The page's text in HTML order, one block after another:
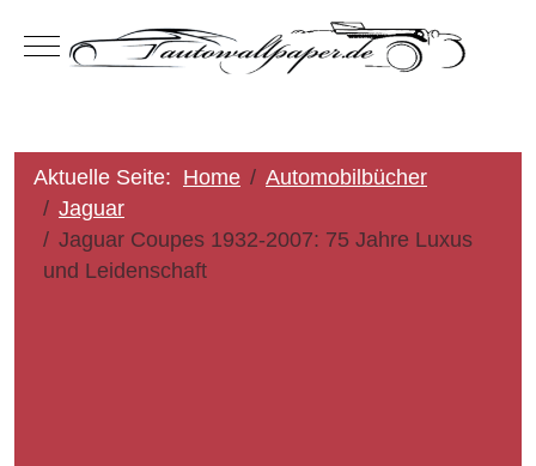
Mobile Menu Toggle
Aktuelle Seite: Home
Automobilbücher
Jaguar
Jaguar Coupes 1932-2007: 75 Jahre Luxus
und Leidenschaft